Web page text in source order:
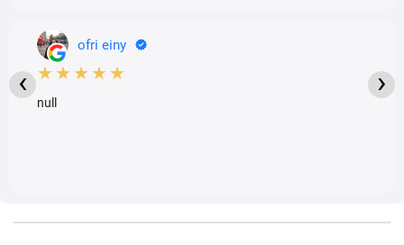
ofri einy
★★★★★
null
‹ ›